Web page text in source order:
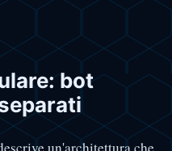
bot
un'architettura che